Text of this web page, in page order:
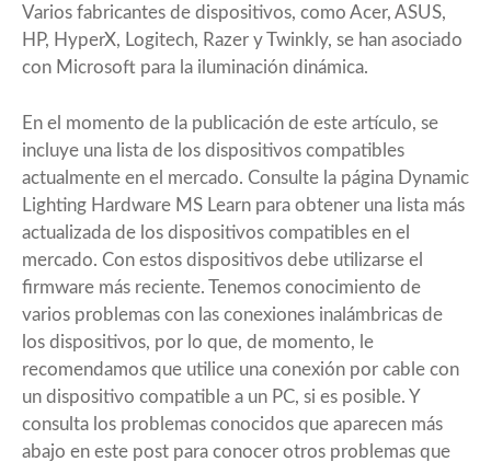
Varios fabricantes de dispositivos, como Acer, ASUS,
HP, HyperX, Logitech, Razer y Twinkly, se han asociado
con Microsoft para la iluminación dinámica.
En el momento de la publicación de este artículo, se
incluye una lista de los dispositivos compatibles
actualmente en el mercado. Consulte la página Dynamic
Lighting Hardware MS Learn para obtener una lista más
actualizada de los dispositivos compatibles en el
mercado. Con estos dispositivos debe utilizarse el
firmware más reciente. Tenemos conocimiento de
varios problemas con las conexiones inalámbricas de
los dispositivos, por lo que, de momento, le
recomendamos que utilice una conexión por cable con
un dispositivo compatible a un PC, si es posible. Y
consulta los problemas conocidos que aparecen más
abajo en este post para conocer otros problemas que